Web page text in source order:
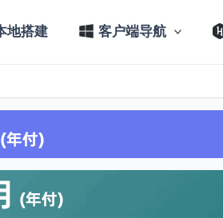
地搭建 客户端导航